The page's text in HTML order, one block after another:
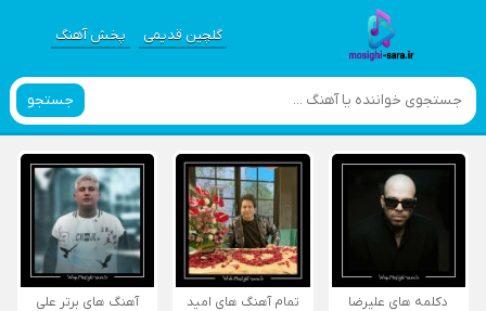
گلچین قدیمی پخش آهنگ
جستجو
دکلمه های علیرضا
تمام آهنگ های امید
آهنگ های برتر علی